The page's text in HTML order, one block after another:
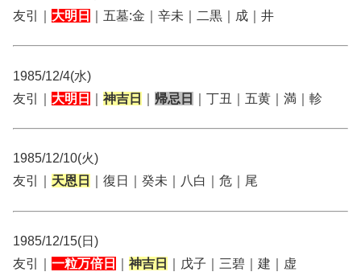
友引｜ 大明日 ｜五墓:金｜辛未｜二黒｜成｜井
1985/12/4(水)
友引｜ 大明日 神吉日 帰忌日 ｜丁丑｜五黄｜満｜軫
1985/12/10(火)
友引｜ 天恩日 ｜復日｜癸未｜八白｜危｜尾
1985/12/15(日)
友引｜ 一粒万倍日 神吉日 ｜戊子｜三碧｜建｜虚